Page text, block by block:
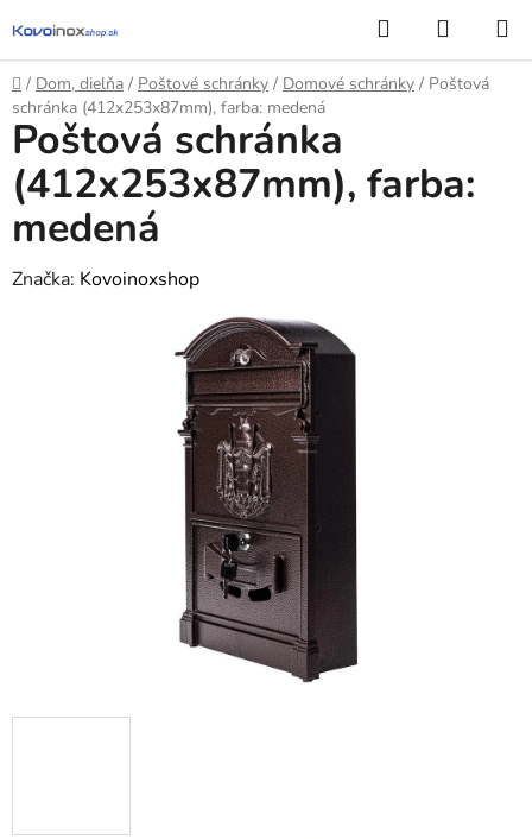
na
obsah
Hľadať
KOŠÍK
Domov
/ Dom, dielňa / Poštové schránky / Domové schránky / Poštová
schránka (412x253x87mm), farba: medená
Poštová schránka
(412x253x87mm), farba:
medená
Značka: Kovoinoxshop